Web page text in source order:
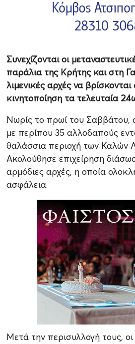
Συνεχίζονται οι
παράλια της Κρήτης και στη
λιμενικές αρχές να
κινητοποίηση τα τελευταία
Νωρίς το πρωί του Σαββάτου,
με περίπου 35 αλλοδαπούς
θαλάσσια περιοχή των Καλών
Ακολούθησε επιχείρηση
αρμόδιες αρχές, η οποία
ασφάλεια.
Μετά την περισυλλογή τους,